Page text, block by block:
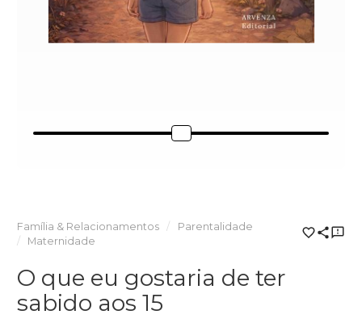
Família & Relacionamentos
Parentalidade
Maternidade
O que eu gostaria de ter
sabido aos 15